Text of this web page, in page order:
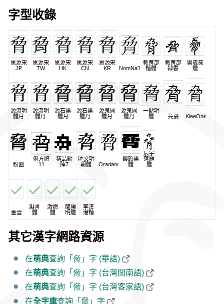
字型收錄
思源宋
JP
思源宋
TW
思源宋
HK
思源宋
CN
思源宋
KR
NomNaTong
教育部
楷體
教育部
隸書
崇羲篆
體
源流明
體月
源流明
體丹
源石黑
體月
源石黑
體丹
源泉圓
體月
源泉圓
體丹
一點明
體
芫荽 KleeOne
粉圓
俐方體
11
精品點
陣7
匯文明
朝體
Oradano
饅頭黑
體
辰宇
落雁
體
金萱
凝書
體
激燃
體
蘭陽
明體
李漢
港楷
其它漢字網路資源
在萌典查詢「脅」字 (華語)
在萌典查詢「脅」字 (台灣閩南語)
在萌典查詢「脅」字 (台灣客家語)
在全字庫查詢「脅」字